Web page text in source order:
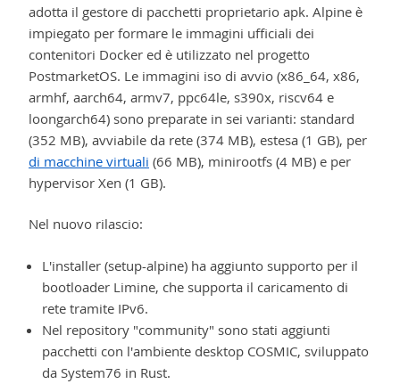
adotta il gestore di pacchetti proprietario apk. Alpine è
impiegato per formare le immagini ufficiali dei
contenitori Docker ed è utilizzato nel progetto
PostmarketOS. Le immagini iso di avvio (x86_64, x86,
armhf, aarch64, armv7, ppc64le, s390x, riscv64 e
loongarch64) sono preparate in sei varianti: standard
(352 MB), avviabile da rete (374 MB), estesa (1 GB), per
di macchine virtuali (66 MB), minirootfs (4 MB) e per
hypervisor Xen (1 GB).
Nel nuovo rilascio:
L'installer (setup-alpine) ha aggiunto supporto per il
bootloader Limine, che supporta il caricamento di
rete tramite IPv6.
Nel repository "community" sono stati aggiunti
pacchetti con l'ambiente desktop COSMIC, sviluppato
da System76 in Rust.